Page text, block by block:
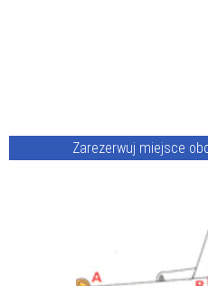
Zarezerwuj miejsce